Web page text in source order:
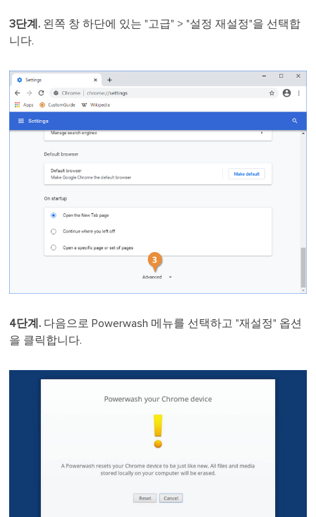
3단계. 왼쪽 창 하단에 있는 "고급" > "설정 재설정"을 선택합
니다.
4단계. 다음으로 Powerwash 메뉴를 선택하고 "재설정" 옵션
을 클릭합니다.